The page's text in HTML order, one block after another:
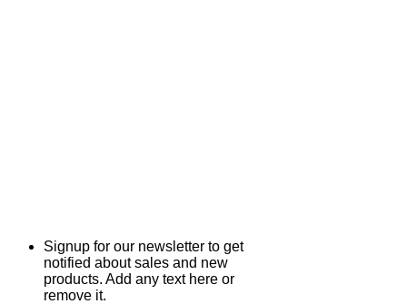
Signup for our newsletter to get
notified about sales and new
products. Add any text here or
remove it.